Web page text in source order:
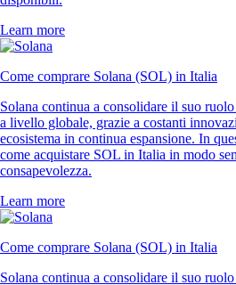
Learn more
Come comprare Solana (SOL) in Italia
Solana continua a consolidare il suo
a livello globale, grazie a costanti
ecosistema in continua espansione. In
come acquistare SOL in Italia in modo
consapevolezza.
Learn more
Come comprare Solana (SOL) in Italia
Solana continua a consolidare il suo